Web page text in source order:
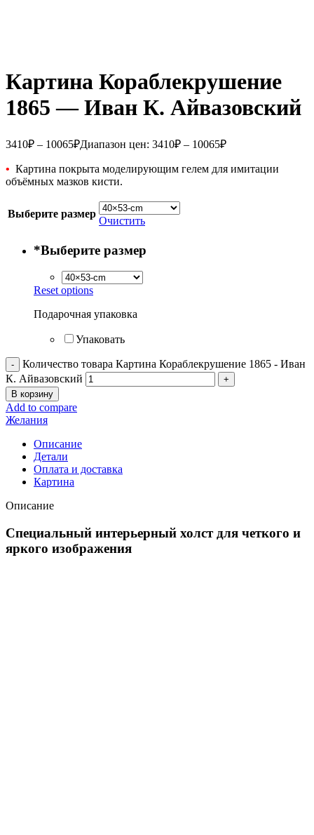
Картина Кораблекрушение
1865 — Иван К. Айвазовский
3410₽ – 10065₽Диапазон цен: 3410₽ – 10065₽
• Картина покрыта моделирующим гелем для имитации
объёмных мазков кисти.
Выберите размер
Очистить
*Выберите размер
Reset options
Подарочная упаковка
Упаковать
Количество товара Картина Кораблекрушение 1865 - Иван
К. Айвазовский
В корзину
Add to compare
Желания
Описание
Детали
Оплата и доставка
Картина
Описание
Специальный интерьерный холст для четкого и
яркого изображения